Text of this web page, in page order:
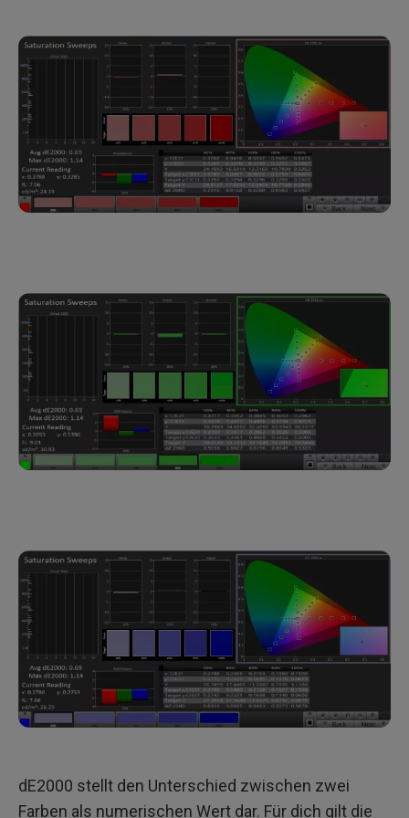
dE2000 stellt den Unterschied zwischen zwei
Farben als numerischen Wert dar. Für dich gilt die